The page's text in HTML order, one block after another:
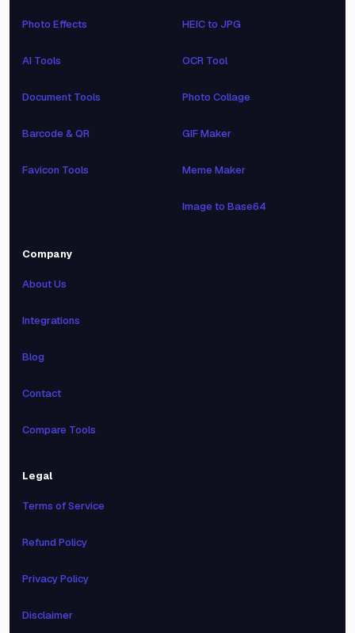
Photo Effects
AI Tools
Document Tools
Barcode & QR
Favicon Tools
HEIC to JPG
OCR Tool
Photo Collage
GIF Maker
Meme Maker
Image to Base64
Company
About Us
Integrations
Blog
Contact
Compare Tools
Legal
Terms of Service
Refund Policy
Privacy Policy
Disclaimer